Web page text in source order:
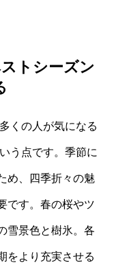
トシーズン
くの人が気になる
う点です。季節に
め、四季折々の魅
です。春の桜やツ
雪景色と樹氷。各
をより充実させる